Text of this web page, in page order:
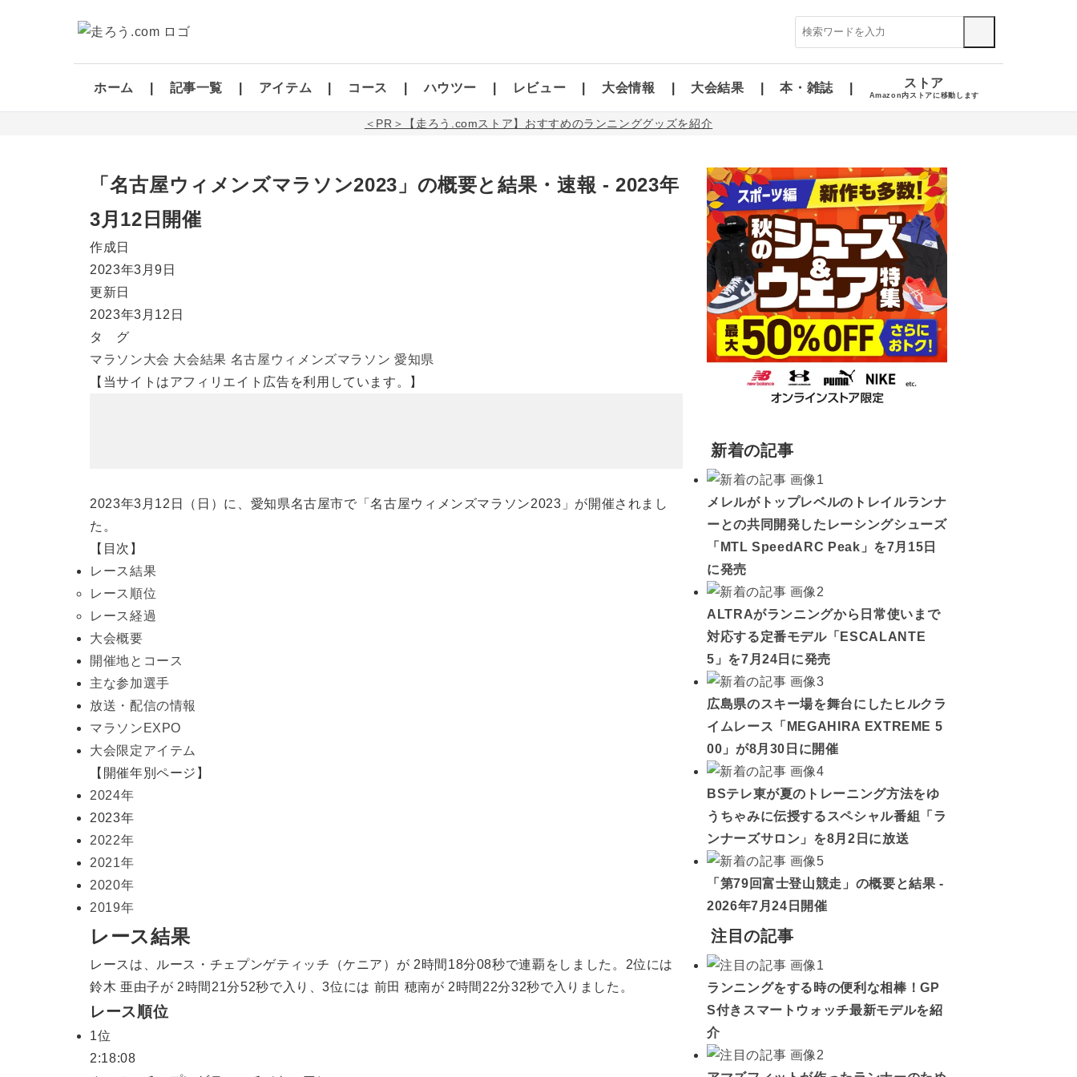
ホーム 記事一覧 アイテム コース ハウツー レビュー 大会情報 大会結果 本・雑誌 ストア
Amazon内ストアに移動します
＜PR＞【走ろう.comストア】おすすめのランニンググッズを紹介
「名古屋ウィメンズマラソン2023」の概要と結果・速報 - 2023年
3月12日開催
作成日
2023年3月9日
更新日
2023年3月12日
タ グ
マラソン大会 大会結果 名古屋ウィメンズマラソン 愛知県
【当サイトはアフィリエイト広告を利用しています。】
2023年3月12日（日）に、愛知県名古屋市で「名古屋ウィメンズマラソン2023」が開催されまし
た。
【目次】
レース結果
レース順位
レース経過
大会概要
開催地とコース
主な参加選手
放送・配信の情報
マラソンEXPO
大会限定アイテム
【開催年別ページ】
2024年
2023年
2022年
2021年
2020年
2019年
レース結果
レースは、ルース・チェプンゲティッチ（ケニア）が 2時間18分08秒で連覇をしました。2位には
鈴木 亜由子が 2時間21分52秒で入り、3位には 前田 穂南が 2時間22分32秒で入りました。
レース順位
1位
2:18:08
新着の記事
メレルがトップレベルのトレイルランナ
ーとの共同開発したレーシングシューズ
「MTL SpeedARC Peak」を7月15日
に発売
ALTRAがランニングから日常使いまで
対応する定番モデル「ESCALANTE
5」を7月24日に発売
広島県のスキー場を舞台にしたヒルクラ
イムレース「MEGAHIRA EXTREME 5
00」が8月30日に開催
BSテレ東が夏のトレーニング方法をゆ
うちゃみに伝授するスペシャル番組「ラ
ンナーズサロン」を8月2日に放送
「第79回富士登山競走」の概要と結果 -
2026年7月24日開催
注目の記事
ランニングをする時の便利な相棒！GP
S付きスマートウォッチ最新モデルを紹
介